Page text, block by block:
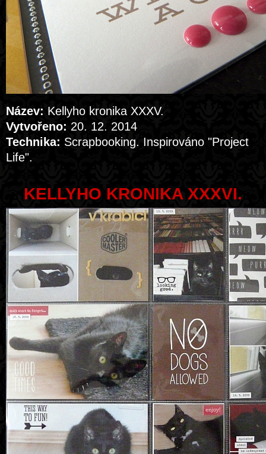
Název: Kellyho kronika XXXV.
Vytvořeno: 20. 12. 2014
Technika: Scrapbooking. Inspirováno "Project
Life".
KELLYHO KRONIKA XXXVI.